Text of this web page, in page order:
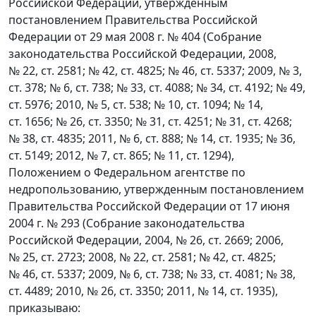
Российской Федерации, утвержденным
постановлением Правительства Российской
Федерации от 29 мая 2008 г. № 404 (Собрание
законодательства Российской Федерации, 2008,
№ 22, ст. 2581; № 42, ст. 4825; № 46, ст. 5337; 2009, № 3,
ст. 378; № 6, ст. 738; № 33, ст. 4088; № 34, ст. 4192; № 49,
ст. 5976; 2010, № 5, ст. 538; № 10, ст. 1094; № 14,
ст. 1656; № 26, ст. 3350; № 31, ст. 4251; № 31, ст. 4268;
№ 38, ст. 4835; 2011, № 6, ст. 888; № 14, ст. 1935; № 36,
ст. 5149; 2012, № 7, ст. 865; № 11, ст. 1294),
Положением о Федеральном агентстве по
недропользованию, утвержденным постановлением
Правительства Российской Федерации от 17 июня
2004 г. № 293 (Собрание законодательства
Российской Федерации, 2004, № 26, ст. 2669; 2006,
№ 25, ст. 2723; 2008, № 22, ст. 2581; № 42, ст. 4825;
№ 46, ст. 5337; 2009, № 6, ст. 738; № 33, ст. 4081; № 38,
ст. 4489; 2010, № 26, ст. 3350; 2011, № 14, ст. 1935),
приказываю: